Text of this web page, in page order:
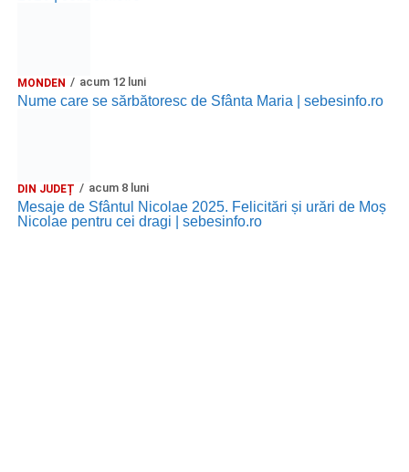
MONDEN acum 12 luni
Nume care se sărbătoresc de Sfânta Maria | sebesinfo.ro
DIN JUDEȚ acum 8 luni
Mesaje de Sfântul Nicolae 2025. Felicitări și urări de Moș
Nicolae pentru cei dragi | sebesinfo.ro